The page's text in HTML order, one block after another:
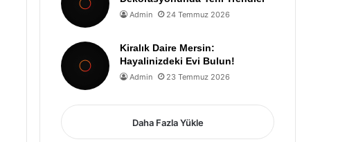
Admin 24 Temmuz 2026
Kiralık Daire Mersin:
Hayalinizdeki Evi Bulun!
Admin 23 Temmuz 2026
Daha Fazla Yükle